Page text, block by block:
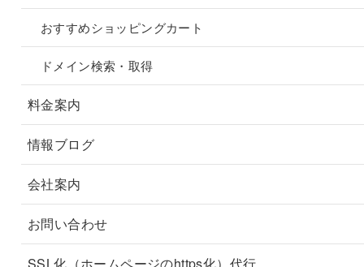
おすすめショッピングカート
ドメイン検索・取得
料金案内
情報ブログ
会社案内
お問い合わせ